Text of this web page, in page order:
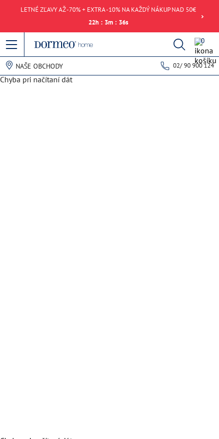
LETNÉ ZĽAVY AŽ -70% + EXTRA -10% NA KAŽDÝ NÁKUP NAD 50€
22h : 3m : 36s
0
NAŠE OBCHODY 02/ 90 900 124
Chyba pri načítaní dát